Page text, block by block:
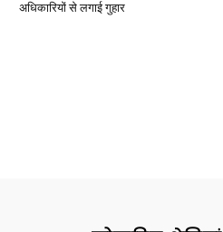
अधिकारियों से लगाई गुहार